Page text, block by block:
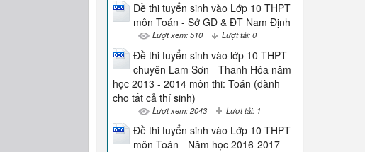
Đề thi tuyển sinh vào Lớp 10 THPT
môn Toán - Sở GD & ĐT Nam Định
Lượt xem: 510 Lượt tải: 0
Đề thi tuyển sinh vào lớp 10 THPT
chuyên Lam Sơn - Thanh Hóa năm
học 2013 - 2014 môn thi: Toán (dành
cho tất cả thí sinh)
Lượt xem: 2043 Lượt tải: 1
Đề thi tuyển sinh vào Lớp 10 THPT
môn Toán - Năm học 2016-2017 -